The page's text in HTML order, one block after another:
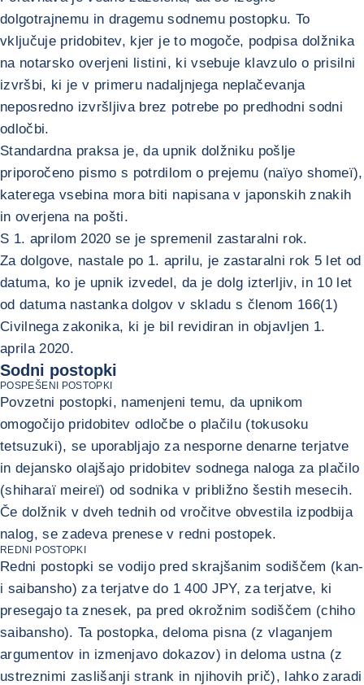
dolgotrajnemu in dragemu sodnemu postopku. To
vključuje pridobitev, kjer je to mogoče, podpisa dolžnika
na notarsko overjeni listini, ki vsebuje klavzulo o prisilni
izvršbi, ki je v primeru nadaljnjega neplačevanja
neposredno izvršljiva brez potrebe po predhodni sodni
odločbi.
Standardna praksa je, da upnik dolžniku pošlje
priporočeno pismo s potrdilom o prejemu (naïyo shomeï),
katerega vsebina mora biti napisana v japonskih znakih
in overjena na pošti.
S 1. aprilom 2020 se je spremenil zastaralni rok.
Za dolgove, nastale po 1. aprilu, je zastaralni rok 5 let od
datuma, ko je upnik izvedel, da je dolg izterljiv, in 10 let
od datuma nastanka dolgov v skladu s členom 166(1)
Civilnega zakonika, ki je bil revidiran in objavljen 1.
aprila 2020.
Sodni postopki
POSPEŠENI POSTOPKI
Povzetni postopki, namenjeni temu, da upnikom
omogočijo pridobitev odločbe o plačilu (tokusoku
tetsuzuki), se uporabljajo za nesporne denarne terjatve
in dejansko olajšajo pridobitev sodnega naloga za plačilo
(shiharaï meireï) od sodnika v približno šestih mesecih.
Če dolžnik v dveh tednih od vročitve obvestila izpodbija
nalog, se zadeva prenese v redni postopek.
REDNI POSTOPKI
Redni postopki se vodijo pred skrajšanim sodiščem (kan-
i saibansho) za terjatve do 1 400 JPY, za terjatve, ki
presegajo ta znesek, pa pred okrožnim sodiščem (chiho
saibansho). Ta postopka, deloma pisna (z vlaganjem
argumentov in izmenjavo dokazov) in deloma ustna (z
ustreznimi zaslišanji strank in njihovih prič), lahko zaradi